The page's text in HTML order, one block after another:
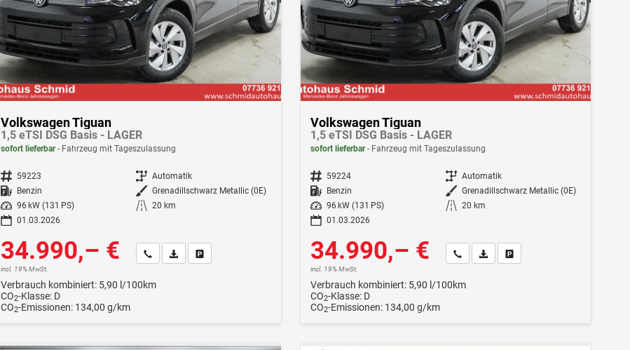
Volkswagen Tiguan
1,5 eTSI DSG Basis - LAGER
sofort lieferbar Fahrzeug mit Tageszulassung
Fahrzeugnr. 59223 Getriebe Automatik
Kraftstoff Benzin Außenfarbe Grenadillschwarz Metallic (0E)
Leistung
96 kW (131 PS) Kilometerstand 20 km
01.03.2026
34.990,– €
incl. 19% MwSt.
Wir rufen Sie an
Fahrzeugexposé (PDF)
Fahrzeug parken
Verbrauch kombiniert: 5,90 l/100km
CO2-Klasse: D
CO2-Emissionen: 134,00 g/km
Volkswagen Tiguan
1,5 eTSI DSG Basis - LAGER
sofort lieferbar Fahrzeug mit Tageszulassung
Fahrzeugnr. 59224 Getriebe Automatik
Kraftstoff Benzin Außenfarbe Grenadillschwarz Metallic (0E)
Leistung
96 kW (131 PS) Kilometerstand 20 km
01.03.2026
34.990,– €
incl. 19% MwSt.
Wir rufen Sie an
Fahrzeugexposé (PDF)
Fahrzeug parken
Verbrauch kombiniert: 5,90 l/100km
CO2-Klasse: D
CO2-Emissionen: 134,00 g/km